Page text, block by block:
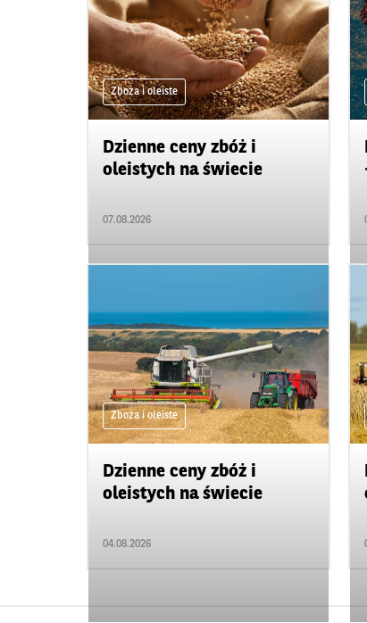
Zboża i oleiste
Dzienne ceny zbóż i
oleistych na świecie
07.08.2026
Zboża i oleiste
Dzienne ceny zbóż i
oleistych na świecie
04.08.2026